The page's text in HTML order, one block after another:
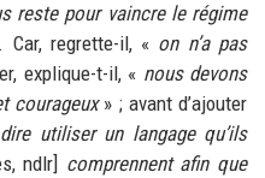
reste pour vaincre le régime
Car, regrette-il, « on n’a pas
explique-t-il, « nous devons
courageux » ; avant d’ajouter
utiliser un langage qu’ils
ndlr] comprennent afin que